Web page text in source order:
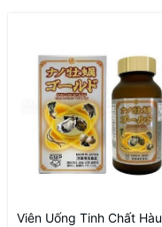
Viên Uống Tinh Chất Hàu